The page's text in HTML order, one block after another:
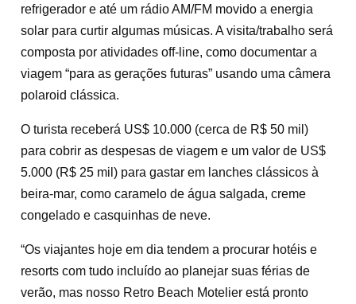
refrigerador e até um rádio AM/FM movido a energia
solar para curtir algumas músicas. A visita/trabalho será
composta por atividades off-line, como documentar a
viagem “para as gerações futuras” usando uma câmera
polaroid clássica.
O turista receberá US$ 10.000 (cerca de R$ 50 mil)
para cobrir as despesas de viagem e um valor de US$
5.000 (R$ 25 mil) para gastar em lanches clássicos à
beira-mar, como caramelo de água salgada, creme
congelado e casquinhas de neve.
“Os viajantes hoje em dia tendem a procurar hotéis e
resorts com tudo incluído ao planejar suas férias de
verão, mas nosso Retro Beach Motelier está pronto